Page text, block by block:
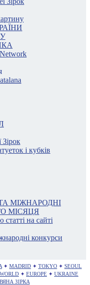
Зірок
і кубків
МІЖНАРОДНІ
МІСЯЦЯ
на сайті
конкурси
✦ MADRID ✦ TOKYO ✦ SEOUL
WORLD ✦ EUROPE ✦ UKRAINE
ЗІРКА